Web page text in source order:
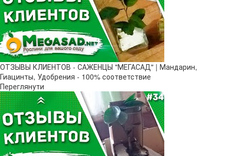
ОТЗЫВЫ КЛИЕНТОВ - САЖЕНЦЫ "МЕГАСАД" | Мандарин,
Гиацинты, Удобрения - 100% соответствие
Переглянути